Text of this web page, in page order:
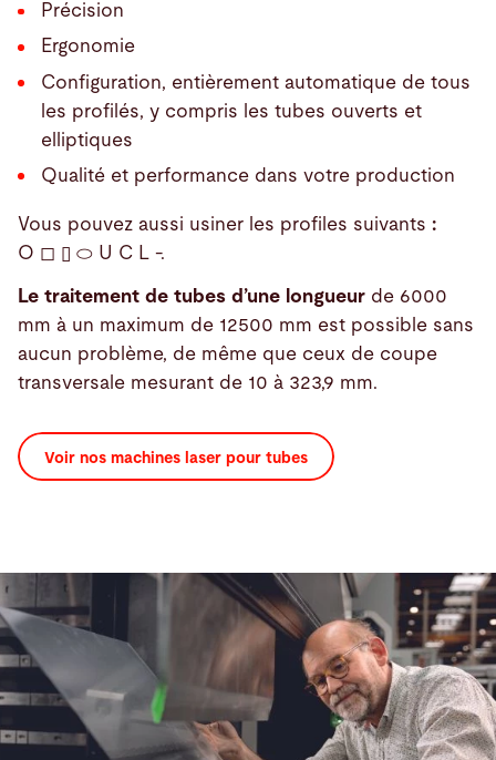
Précision
Ergonomie
Configuration, entièrement automatique de tous
les profilés, y compris les tubes ouverts et
elliptiques
Qualité et performance dans votre production
Vous pouvez aussi usiner les profiles suivants :
O ◻ ▯ ⬭ U C L -.
Le traitement de tubes d’une longueur de 6000
mm à un maximum de 12500 mm est possible sans
aucun problème, de même que ceux de coupe
transversale mesurant de 10 à 323,9 mm.
Voir nos machines laser pour tubes